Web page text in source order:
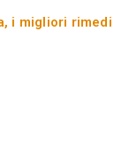
i migliori rimedi